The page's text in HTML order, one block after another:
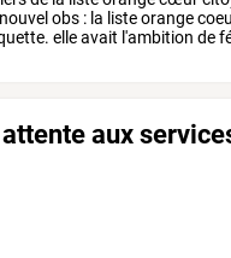
nouvel obs : la listeorange
elleavait l'ambition de
aux